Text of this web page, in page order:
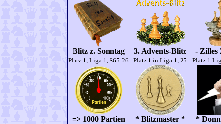
Blitz z. Sonntag
Platz 1, Liga 1, S65-26
3. Advents-Blitz
Platz 1 in Liga 1, 25
- Zilles
Platz 1
=> 1000 Partien * Blitzmaster * *